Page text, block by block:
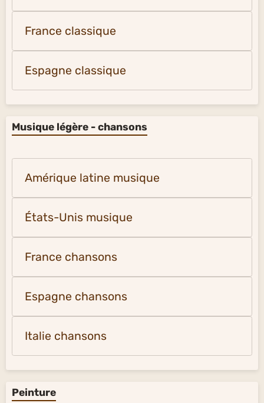
France classique
Espagne classique
Musique légère - chansons
Amérique latine musique
États-Unis musique
France chansons
Espagne chansons
Italie chansons
Peinture